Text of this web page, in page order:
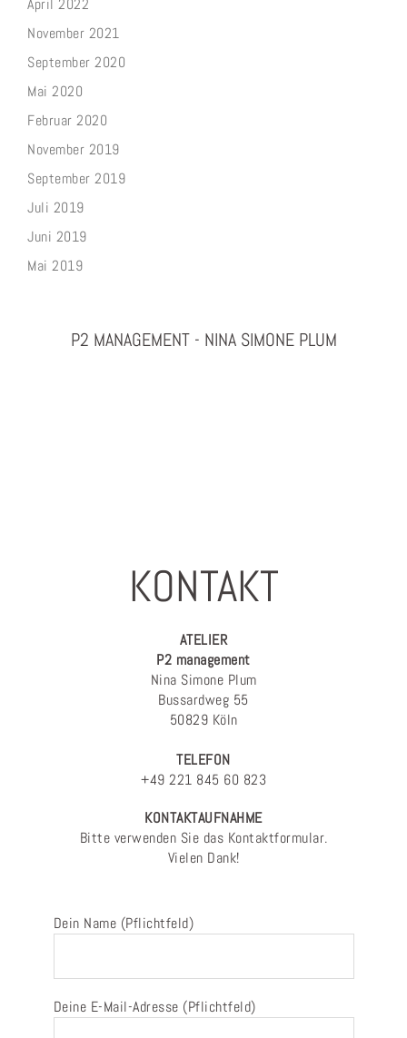
April 2022
November 2021
September 2020
Mai 2020
Februar 2020
November 2019
September 2019
Juli 2019
Juni 2019
Mai 2019
P2 MANAGEMENT - NINA SIMONE PLUM
KONTAKT
ATELIER
P2 management
Nina Simone Plum
Bussardweg 55
50829 Köln
TELEFON
+49 221 845 60 823
KONTAKTAUFNAHME
Bitte verwenden Sie das Kontaktformular.
Vielen Dank!
Dein Name (Pflichtfeld)
Deine E-Mail-Adresse (Pflichtfeld)